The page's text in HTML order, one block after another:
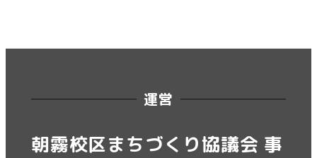
運営
朝霧校区まちづくり協議会 事